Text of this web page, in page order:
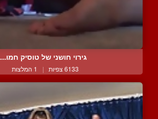
גירוי חושני של טוסיק חמו...
6133 צפיות | 1 המלצות